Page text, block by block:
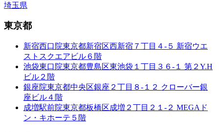
埼玉県
東京都
新宿西口院東京都新宿区西新宿７丁目４-５ 新宿ウエ
ストスクエアビル６階
池袋東口院東京都豊島区東池袋１丁目３６-１ 第２Y.H
ビル２階
銀座院東京都中央区銀座２丁目８-１２ クローバー銀
座ビル４階
成増駅前院東京都板橋区成増２丁目２１-２ MEGAド
ン・キホーテ５階